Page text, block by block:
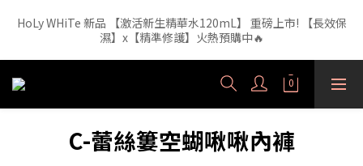
【外泌體精華液】新品正裝精華液🔥 3年研發・人體實驗證實，每
1ml 含6.52億顆外泌體（精準180nm）高效直達肌底
HoLy WHiTe 新品 【激活新生精華水120mL】 重磅上市! 【長效保
濕】x【精準修護】火熱預購中🔥
【外泌體精華液】新品正裝精華液🔥 3年研發・人體實驗證實，每
1ml 含6.52億顆外泌體（精準180nm）高效直達肌底
C-蕾絲簍空蝴啾啾內褲